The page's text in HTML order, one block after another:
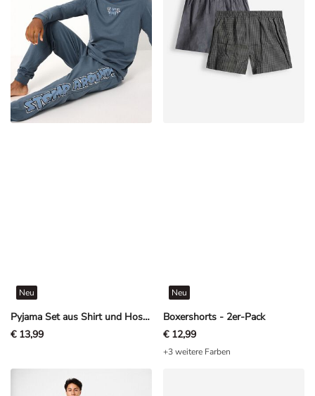
Pyjama Set aus Shirt und Hose - Paw Patrol - Petrol
Neu
€ 13,99
Boxershorts - 2er-Pack
Neu
€ 12,99
+3 weitere Farben